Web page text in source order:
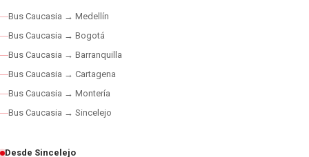
Bus Caucasia → Medellín
Bus Caucasia → Bogotá
Bus Caucasia → Barranquilla
Bus Caucasia → Cartagena
Bus Caucasia → Montería
Bus Caucasia → Sincelejo
Desde Sincelejo